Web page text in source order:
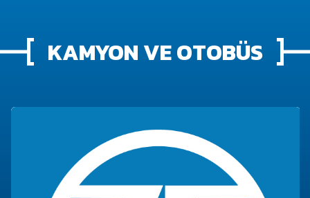
KAMYON VE OTOBÜS